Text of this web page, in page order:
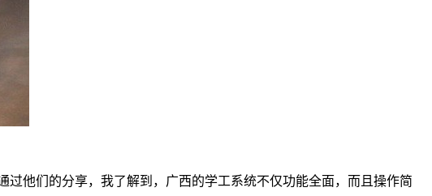
他们的分享，我了解到，广西的学工系统不仅功能全面，而且操作简